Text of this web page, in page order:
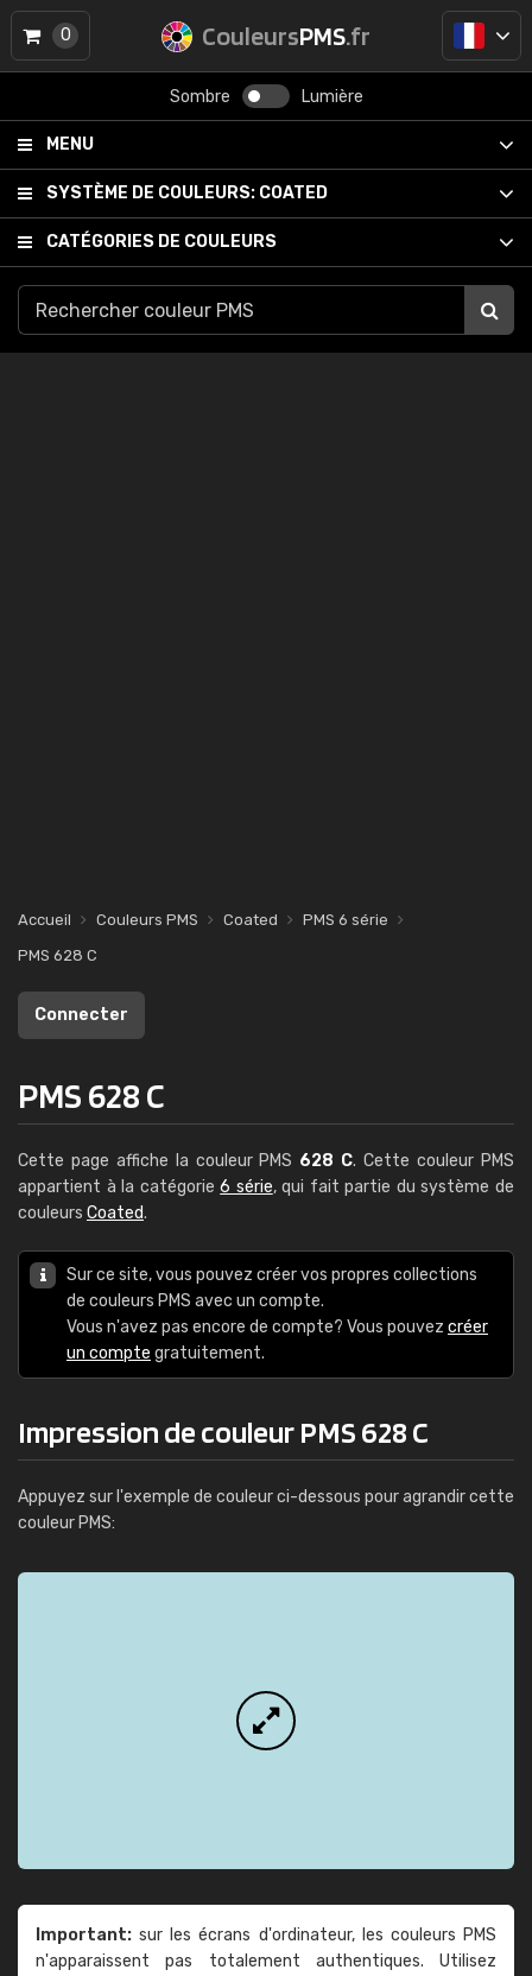
CouleursPMS.fr
Sombre Lumière
MENU
SYSTÈME DE COULEURS: COATED
CATÉGORIES DE COULEURS
0
Accueil Couleurs PMS Coated
PMS 6 série
PMS 628 C
Connecter
PMS 628 C
Cette page affiche la couleur PMS 628 C. Cette couleur PMS
appartient à la catégorie6 série, qui fait partie du système de
couleurs Coated.
Sur ce site, vous pouvez créer vos propres collections
de couleurs PMS avec un compte.
Vous n'avez pas encore de compte? Vous pouvez créer
un compte gratuitement.
Impression de couleur PMS 628 C
Appuyez sur l'exemple de couleur ci-dessous pour agrandir cette
couleur PMS:
Important: sur les écrans d'ordinateur, les couleurs PMS
n'apparaissent pas totalement authentiques. Utilisez